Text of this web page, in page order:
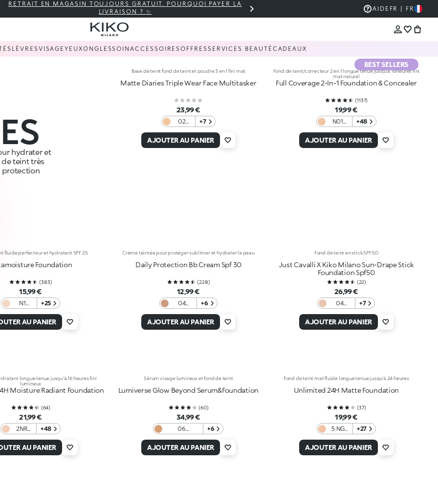
RETRAIT EN MAGASIN TOUJOURS GRATUIT. POURQUOI PAYER LA
LIVRAISON ? ✨
PANIER À 30 € ? LIVRAISON OFFERTE
AIDE FR | FR
LÈVRESVISAGEYEUXONGLESSOINACCESSOIRESOFFRESSERVICES BEAUTÉ CADEAUX
hydrater et
teint très
protection
Base de teint fond de teint et poudre 3 en 1 fini mat
Matte Diaries Triple Wear Face Multitasker
23,99 €
02
Latte
+7
AJOUTER AU PANIER
BEST SELLERS
Fond de teint/correcteur 2 en 1 longue tenue jusqu’à 16 heures fini
mat naturel
Full Coverage 2-In-1 Foundation & Concealer
(1137)
19,99 €
N01
01
+48
AJOUTER AU PANIER
fluide perfecteur et hydratant SPF 25
Foundation
(383)
15,99 €
N1
+25
AU PANIER
Crème teintée pour protéger sublimer et hydrater la peau
Daily Protection Bb Cream Spf 30
(228)
12,99 €
04
Almond
+6
AJOUTER AU PANIER
Fond de teint en stick SPF 50
Just Cavalli X Kiko Milano Sun-Drape Stick
Foundation Spf50
(22)
26,99 €
04
Drift
+7
AJOUTER AU PANIER
longue tenue jusqu’à 16 heures fini
lumineux
Moisture Radiant Foundation
(64)
21,99 €
2NR
Rose
+48
AU PANIER
Sérum visage lumineux et fond de teint
Lumiverse Glow Beyond Serum&Foundation
(60)
34,99 €
06
+6
AJOUTER AU PANIER
Fond de teint mat fluide longue tenue jusqu’à 24 heures
Unlimited 24H Matte Foundation
(37)
19,99 €
5 NG
Gold
+27
AJOUTER AU PANIER